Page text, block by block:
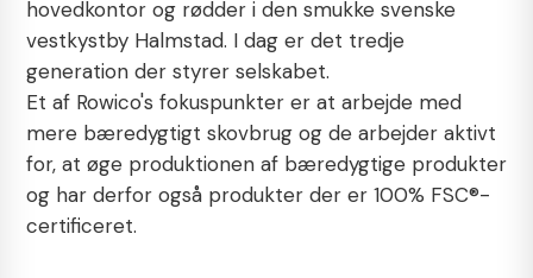
hovedkontor og rødder i den smukke svenske
vestkystby Halmstad. I dag er det tredje
generation der styrer selskabet.
Et af Rowico's fokuspunkter er at arbejde med
mere bæredygtigt skovbrug og de arbejder aktivt
for, at øge produktionen af bæredygtige produkter
og har derfor også produkter der er 100% FSC®-
certificeret.